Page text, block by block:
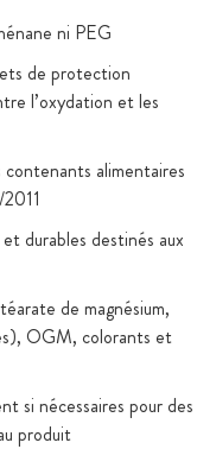
ni PEG
de protection
l’oxydation et les
alimentaires
durables destinés aux
de magnésium,
OGM, colorants et
si nécessaires pour des
produit